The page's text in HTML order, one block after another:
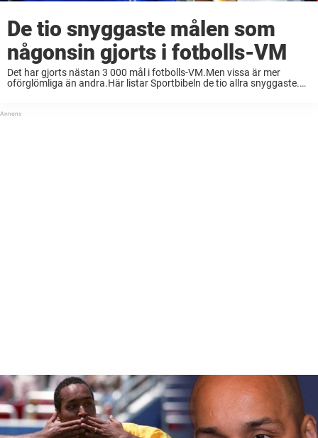
De tio snyggaste målen som
någonsin gjorts i fotbolls-VM
Det har gjorts nästan 3 000 mål i fotbolls-VM.Men vissa är mer
oförglömliga än andra.Här listar Sportbibeln de tio allra snyggaste.